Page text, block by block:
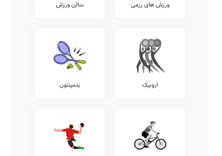
ورزش های رزمی سالن ورزش
اروبیک بدمینتون